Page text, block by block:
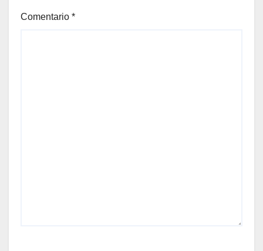
Comentario *